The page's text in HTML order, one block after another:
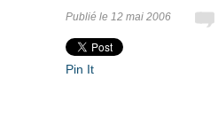
Publié le 12 mai 2006
Pin It